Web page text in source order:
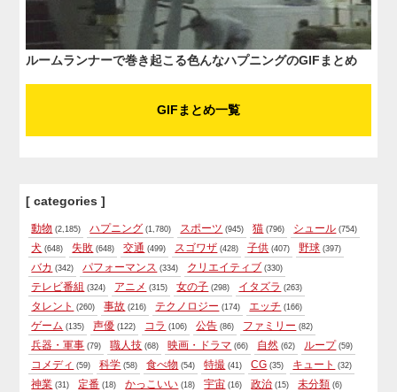
ルームランナーで巻き起こる色んなハプニングのGIFまとめ
GIFまとめ一覧
[ categories ]
動物 (2,185) ハプニング (1,780) スポーツ (945) 猫 (796) シュール (754)
犬 (648) 失敗 (648) 交通 (499) スゴワザ (428) 子供 (407) 野球 (397)
バカ (342) パフォーマンス (334) クリエイティブ (330)
テレビ番組 (324) アニメ (315) 女の子 (298) イタズラ (263)
タレント (260) 事故 (216) テクノロジー (174) エッチ (166)
ゲーム (135) 声優 (122) コラ (106) 公告 (86) ファミリー (82)
兵器・軍事 (79) 職人技 (68) 映画・ドラマ (66) 自然 (62) ループ (59)
コメディ (59) 科学 (58) 食べ物 (54) 特撮 (41) CG (35) キュート (32)
神業 (31) 定番 (18) かっこいい (18) 宇宙 (16) 政治 (15) 未分類 (6)